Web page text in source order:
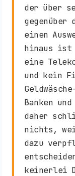
der über
gegenüber
einen
hinaus ist
eine
und kein
Banken
daher
nichts,
dazu
keinerlei